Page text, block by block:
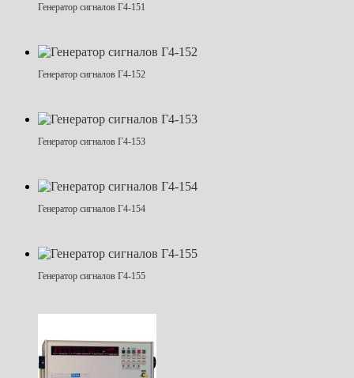
Генератор сигналов Г4-151
Генератор сигналов Г4-152
Генератор сигналов Г4-153
Генератор сигналов Г4-154
Генератор сигналов Г4-155